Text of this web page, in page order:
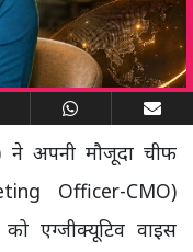
ने अपनी मौजूदा चीफ
Officer-CMO)
एग्जीक्यूटिव वाइस